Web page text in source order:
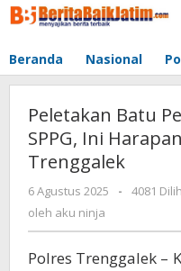
Lewati
ke
Beranda Nasional
Peletakan Batu
SPPG, Ini
Trenggalek
6 Agustus 2025
oleh
-
4081
oleh aku ninja
Polres Trenggalek –